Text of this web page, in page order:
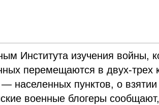
Института изучения войны,
перемещаются в двух-
населенных пунктов, о взятии
военные блогеры